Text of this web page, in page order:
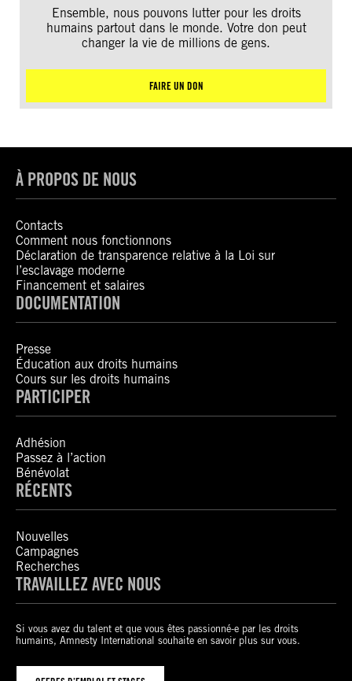
Ensemble, nous pouvons lutter pour les droits
humains partout dans le monde. Votre don peut
changer la vie de millions de gens.
FAIRE UN DON
À PROPOS DE NOUS
Contacts
Comment nous fonctionnons
Déclaration de transparence relative à la Loi sur
l’esclavage moderne
Financement et salaires
DOCUMENTATION
Presse
Éducation aux droits humains
Cours sur les droits humains
PARTICIPER
Adhésion
Passez à l’action
Bénévolat
RÉCENTS
Nouvelles
Campagnes
Recherches
TRAVAILLEZ AVEC NOUS
Si vous avez du talent et que vous êtes passionné-e par les droits
humains, Amnesty International souhaite en savoir plus sur vous.